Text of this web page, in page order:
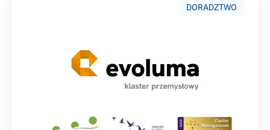
DORADZTWO